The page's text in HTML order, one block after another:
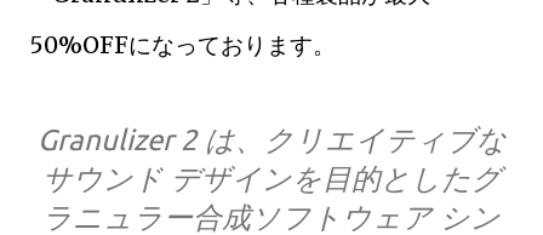
50%OFFになっております。
Granulizer 2 は、クリエイティブな
サウンド デザインを目的としたグ
ラニュラー合成ソフトウェア シン